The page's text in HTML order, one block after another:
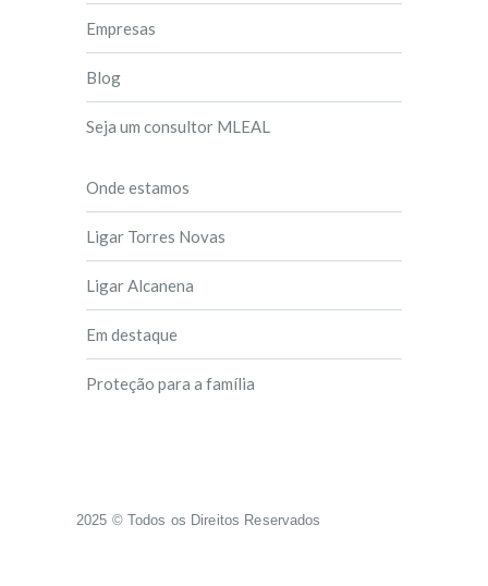
Empresas
Blog
Seja um consultor MLEAL
Onde estamos
Ligar Torres Novas
Ligar Alcanena
Em destaque
Proteção para a família